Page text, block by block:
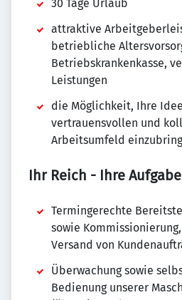
30 Tage Urlaub
attraktive
betriebliche
Betriebskrankenkasse,
Leistungen
die Möglichkeit, Ihre
vertrauensvollen und
Arbeitsumfeld
Ihr Reich - Ihre
Termingerechte
sowie
Versand von
Überwachung sowie
Bedienung unserer